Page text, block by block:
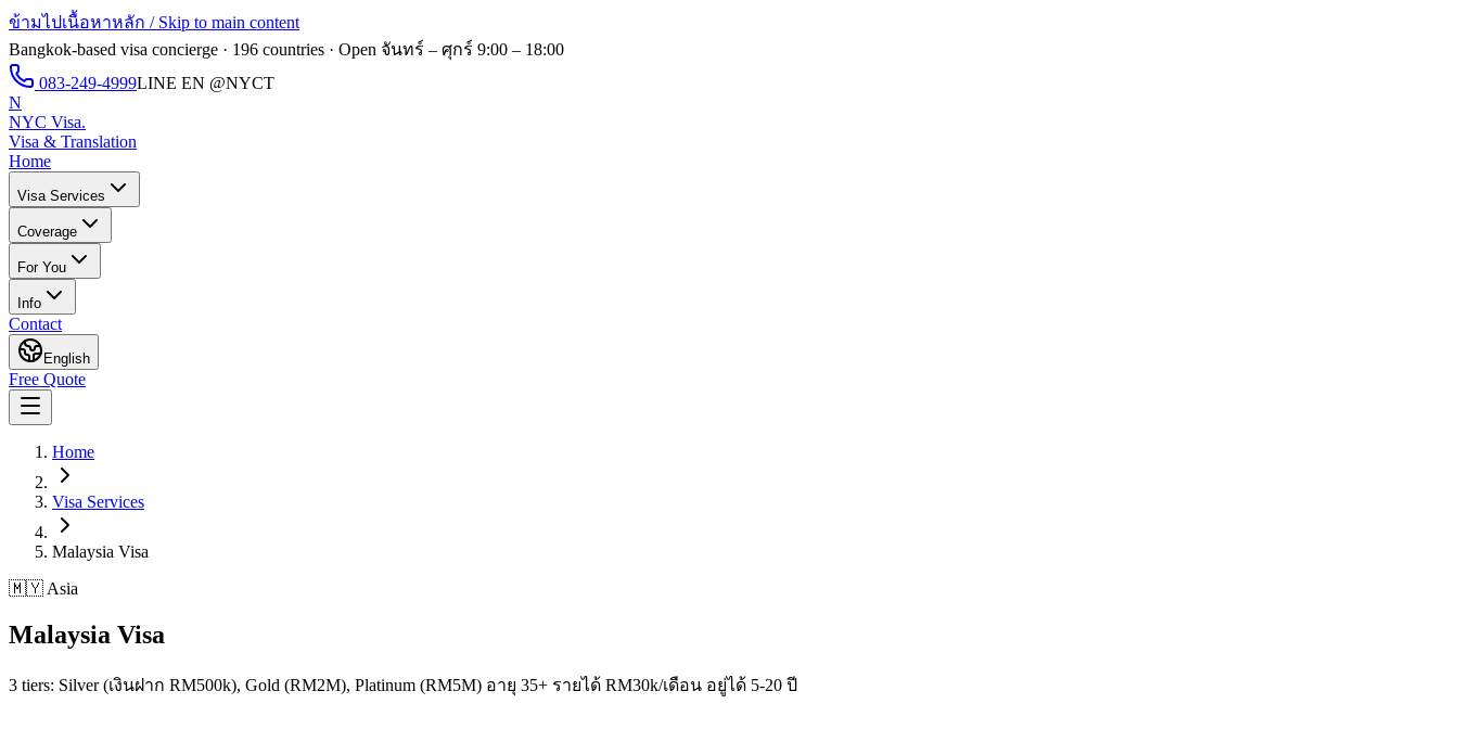
ข้ามไปเนื้อหาหลัก / Skip to main content
Bangkok-based visa concierge · 196 countries · Open จันทร์ – ศุกร์ 9:00 – 18:00
083-249-4999LINE EN @NYCT
N
NYC Visa.
Visa & Translation
Home
Visa Services
Coverage
For You
Info
Contact
English
Free Quote
Home
Visa Services
Malaysia Visa
🇲🇾 Asia
Malaysia Visa
3 tiers: Silver (เงินฝาก RM500k), Gold (RM2M), Platinum (RM5M) อายุ 35+ รายได้ RM30k/เดือน อยู่ได้ 5-20 ปี